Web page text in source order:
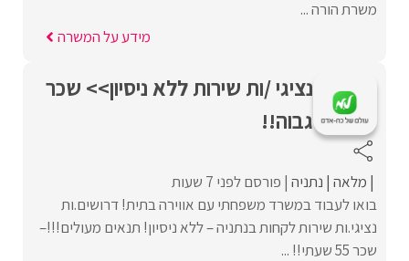
משרת הורה ...
מידע על המשרה
נציגי /ות שירות ללא ניסיון>> שכר
גבוה!!
מלאה נתניה פורסם לפני 7 שעות
בואו לעבוד במשרד משפחתי עם אווירה בתית! דרושים.ות
נציגי.ות שירות לקחות בנתניה – ללא ניסיון! תנאים מעולים!!!–
שכר 55 שעתי!! ...